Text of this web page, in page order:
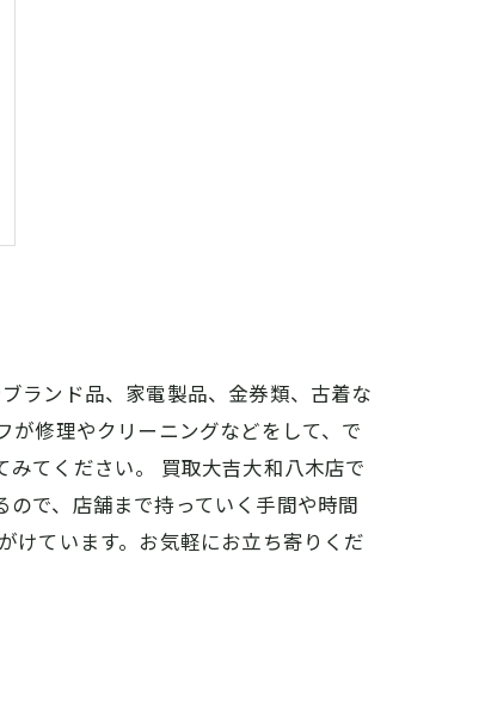
ランド品、家電製品、金券類、古着な
が修理やクリーニングなどをして、で
てください。 買取大吉大和八木店で
で、店舗まで持っていく手間や時間
けています。お気軽にお立ち寄りくだ